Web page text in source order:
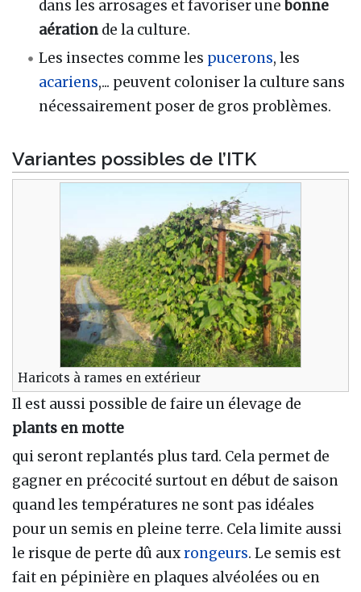
dans les arrosages et favoriser unebonne
aération de la culture.
Les insectes comme les pucerons, les
acariens,... peuvent coloniser la culture sans
nécessairement poser de gros problèmes.
Variantes possibles de l’ITK
Haricots à rames en extérieur
Il est aussi possible de faire un élevage de
plants en motte
qui seront replantés plus tard. Cela permet de
gagner en précocité surtout en début de saison
quand les températures ne sont pas idéales
pour un semis en pleine terre. Cela limite aussi
le risque de perte dû auxrongeurs. Le semis est
fait en pépinière en plaques alvéolées ou en